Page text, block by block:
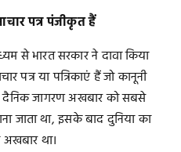
पत्र पंजीकृत हैं
से भारत सरकार ने दावा किया
पत्र या पत्रिकाएं हैं जो कानूनी
जागरण अखबार को सबसे
जाता था, इसके बाद दुनिया का
था।